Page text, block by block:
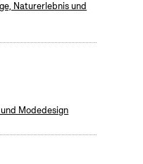
Naturerlebnis und
Modedesign